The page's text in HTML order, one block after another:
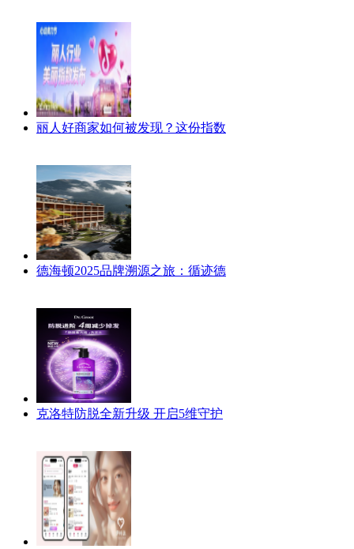
丽人好商家如何被发现？这份指数
德海顿2025品牌溯源之旅：循迹德
克洛特防脱全新升级 开启5维守护